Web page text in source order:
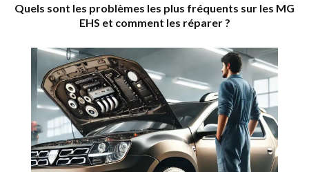
Quels sont les problèmes les plus fréquents sur les MG
EHS et comment les réparer ?